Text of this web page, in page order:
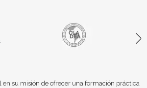
en su misión de ofrecer una formación práctica